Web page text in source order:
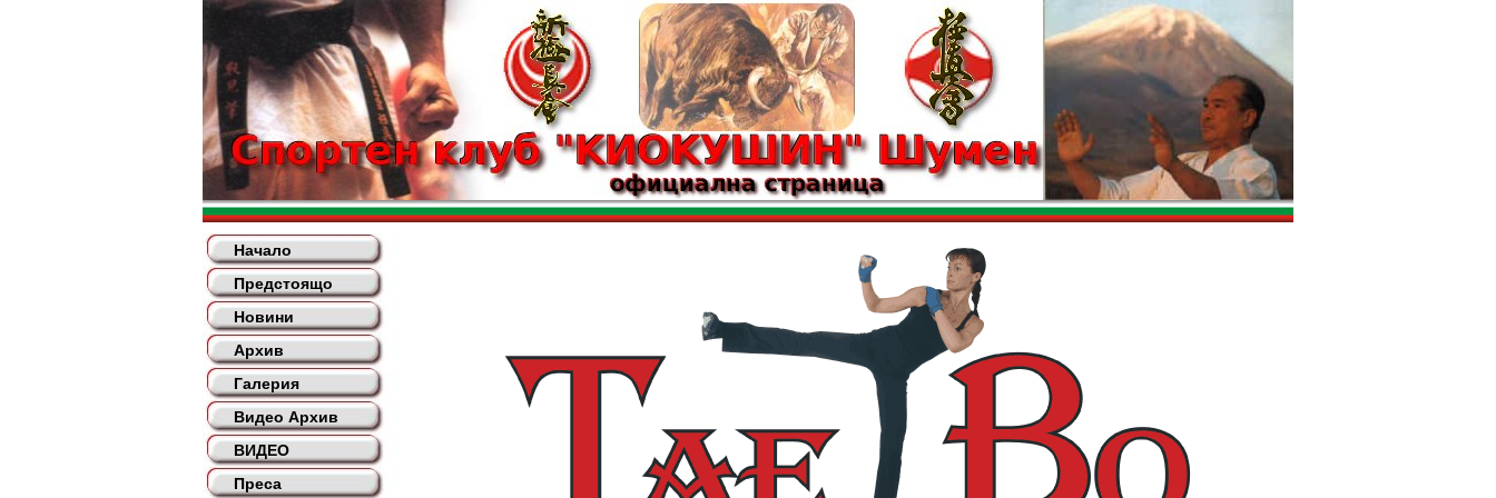
Начало
Предстоящо
Новини
Архив
Галерия
Видео Архив
ВИДЕО
Преса